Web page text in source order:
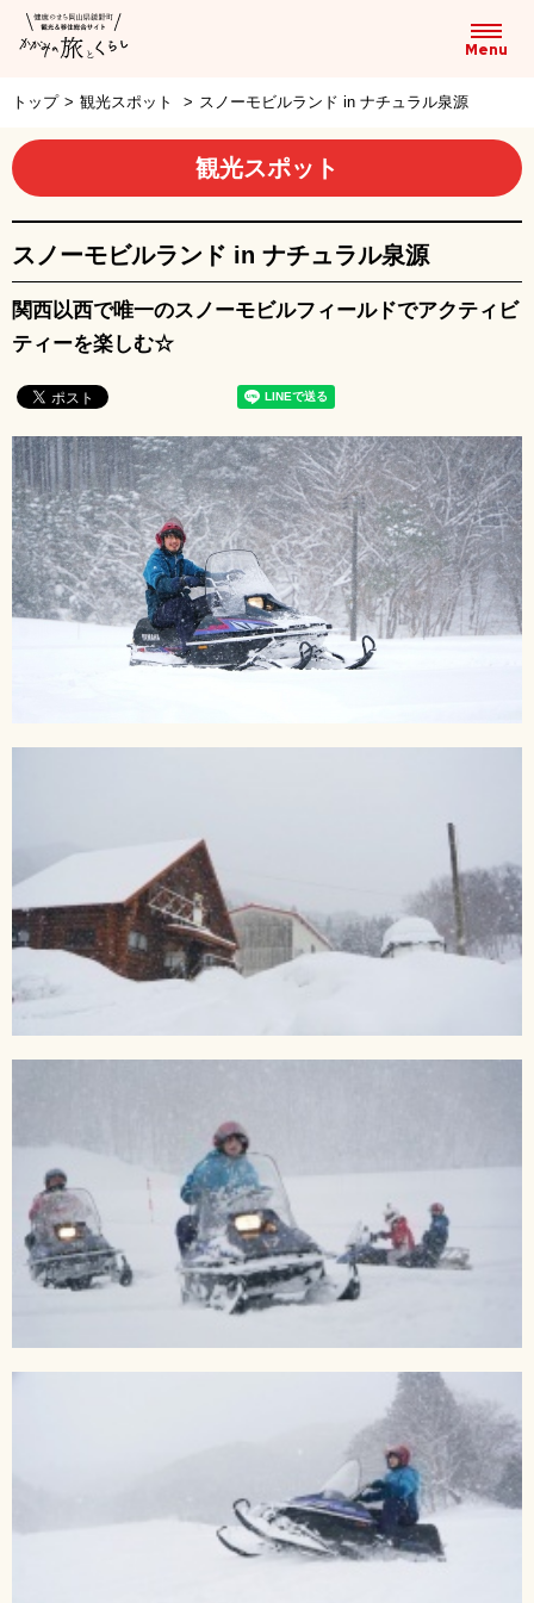
トップ > 観光スポット > スノーモビルランド in ナチュラル泉源
観光スポット
スノーモビルランド in ナチュラル泉源
関西以西で唯一のスノーモビルフィールドでアクティビ
ティーを楽しむ☆